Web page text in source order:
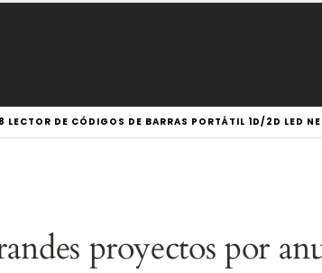
LECTOR DE CÓDIGOS DE BARRAS PORTÁTIL 1D/2D LED
proyectos por